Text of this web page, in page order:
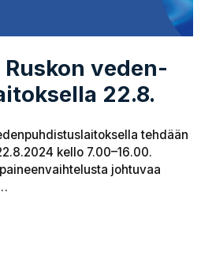
ve­den­
22.8.
tehdään
kello 7.00–16.00.
johtuvaa